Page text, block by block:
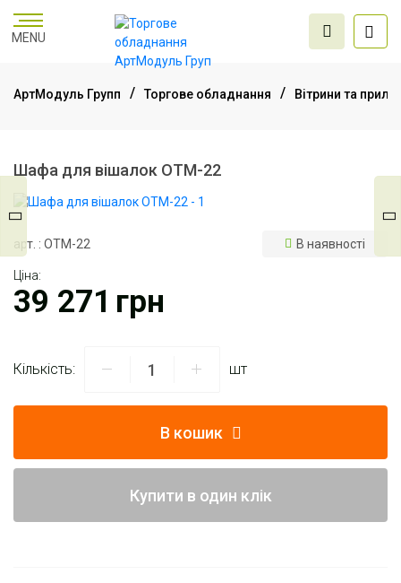
MENU
обладнання
проектування
АртМодуль Групп Торгове обладнання Вітрини та
Шафа для вішалок ОТМ-22
арт. : ОТМ-22 В наявності
Ціна:
39 271 грн
Кількість: шт
В кошик
Купити в один клік